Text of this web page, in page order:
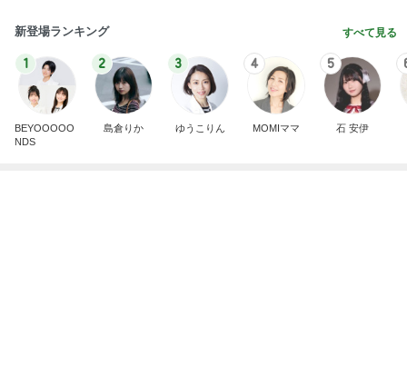
新登場ランキング すべて見る
1
BEYOOOOO
NDS
2
島倉りか
3
ゆうこりん
4
MOMIママ
5
石 安伊